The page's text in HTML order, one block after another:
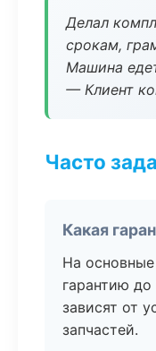
Делал
срокам,
Машина
— Клиент
Часто
Какая
На
гарантию
зависят от
запчастей.